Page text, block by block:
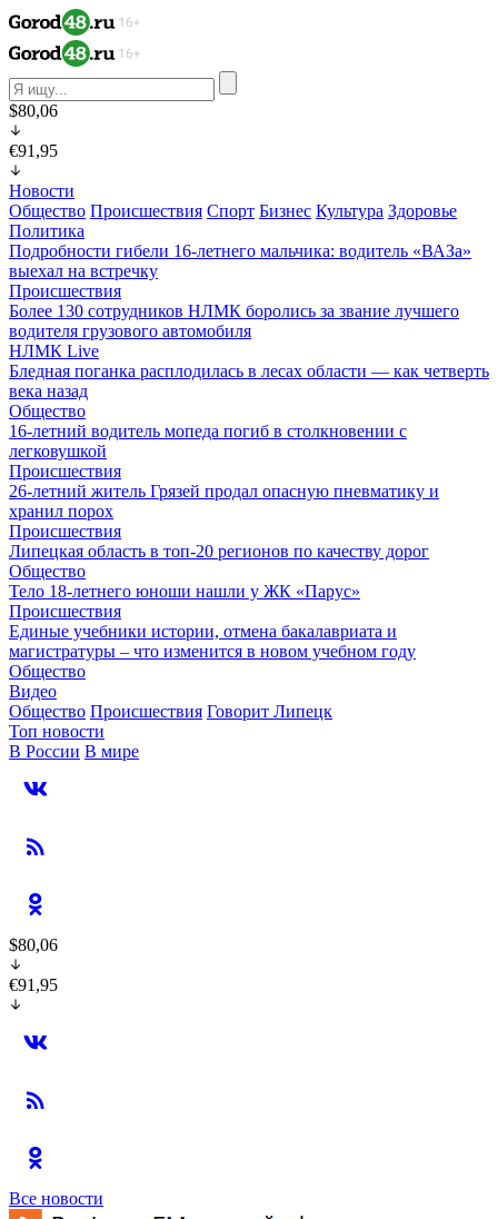
$80,06
€91,95
Новости
Общество Происшествия Спорт Бизнес Культура Здоровье
Политика
Подробности гибели 16-летнего мальчика: водитель «ВАЗа»
выехал на встречку
Происшествия
Более 130 сотрудников НЛМК боролись за звание лучшего
водителя грузового автомобиля
НЛМК Live
Бледная поганка расплодилась в лесах области — как четверть
века назад
Общество
16-летний водитель мопеда погиб в столкновении с
легковушкой
Происшествия
26-летний житель Грязей продал опасную пневматику и
хранил порох
Происшествия
Липецкая область в топ-20 регионов по качеству дорог
Общество
Тело 18-летнего юноши нашли у ЖК «Парус»
Происшествия
Единые учебники истории, отмена бакалавриата и
магистратуры – что изменится в новом учебном году
Общество
Видео
Общество Происшествия Говорит Липецк
Топ новости
В России В мире
$80,06
€91,95
Все новости